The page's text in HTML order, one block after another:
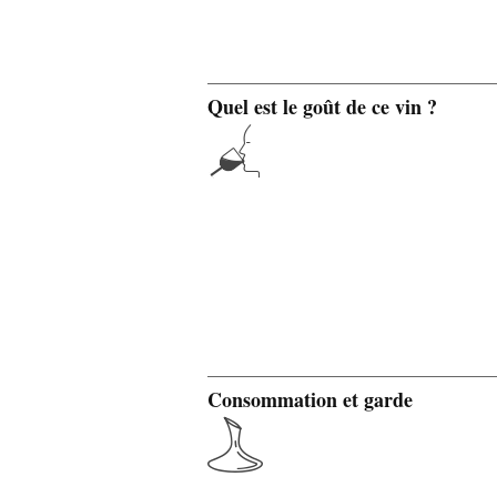
Quel est le goût de ce vin ?
Consommation et garde